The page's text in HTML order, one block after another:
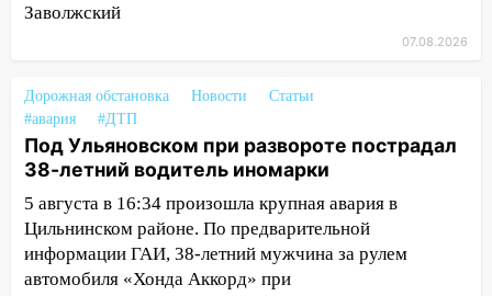
11:16 В Ульяновске открыли памятную
доску декабристу Кондратию Рылееву
нашли потерявшегося в заброшенных
садах 79-летнего мужчину
10:26 На нескольких улицах Ульяновска
временно отключили холодную воду
10:14 В Ульяновске двоих участников
коррупционной схемы при ЦГКБ
отправили в колонию на 7 и 8 лет
Заволжский
07.08.2026
Дорожная обстановка Новости
Статьи
#авария
#ДТП
Под Ульяновском при развороте пострадал
38-летний водитель иномарки
5 августа в 16:34 произошла крупная авария в
Цильнинском районе. По предварительной
информации ГАИ, 38-летний мужчина за рулем
автомобиля «Хонда Аккорд» при